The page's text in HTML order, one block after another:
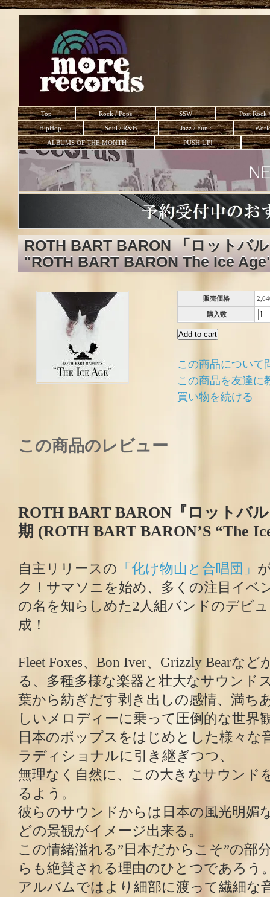
Top Rock / Pops SSW
Post Rock
HipHop
Soul / R&B Jazz / Funk
ALBUMS OF THE MONTH
PUSH UP!
ROTH BART BARON 「ロットバ
"ROTH BART BARON The Ice
販売価格
購入数
この商品について
この商品を友達に
買い物を続ける
この商品のレビュー
ROTH BART BARON『ロットバ
期 (ROTH BART BARON’S “The
自主リリースの 「化け物山と合唱団」
ク！サマソニを始め、多くの注目イベ
の名を知らしめた2人組バンドのデビ
成！
Fleet Foxes、Bon Iver、Grizzly Bearな
る、多種多様な楽器と壮大なサウンド
葉から紡ぎだす剥き出しの感情、満ち
しいメロディーに乗って圧倒的な世界
日本のポップスをはじめとした様々な
ラディショナルに引き継ぎつつ、
無理なく自然に、この大きなサウンド
るよう。
彼らのサウンドからは日本の風光明媚
どの景観がイメージ出来る。
この情緒溢れる”日本だからこそ”の部
らも絶賛される理由のひとつであろう
アルバムではより細部に渡って繊細な